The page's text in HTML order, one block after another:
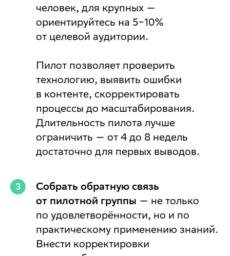
человек, для крупных —
ориентируйтесь на 5−10%
от целевой аудитории.
Пилот позволяет проверить
технологию, выявить ошибки
в контенте, скорректировать
процессы до масштабирования.
Длительность пилота лучше
ограничить — от 4 до 8 недель
достаточно для первых выводов.
Собрать обратную связь
от пилотной группы — не только
по удовлетворённости, но и по
практическому применению знаний.
Внести корректировки